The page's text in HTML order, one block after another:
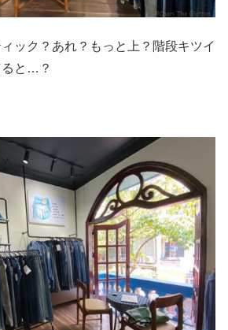
ック？あれ？もっと上？階段キツイ
ると…？